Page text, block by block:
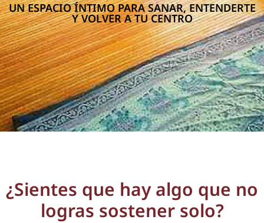
UN ESPACIO ÍNTIMO PARA SANAR, ENTENDERTE
Y VOLVER A TU CENTRO
¿Sientes que hay algo que no
logras sostener solo?